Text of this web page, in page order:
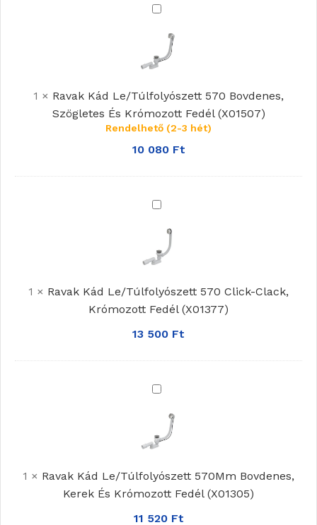
Ravak
Le/Túlfolyószett
570
Szögletes
És
Krómozott
Fedél
1 × Ravak Kád Le/Túlfolyószett 570 Bovdenes,
Szögletes És Krómozott Fedél (X01507)
Rendelhető (2-3 hét)
10 080 Ft
Ravak
Le/Túlfolyószett
570
Clack,
Krómozott
Fedél
1 × Ravak Kád Le/Túlfolyószett 570 Click-Clack,
Krómozott Fedél (X01377)
13 500 Ft
Ravak
Le/Túlfolyószett
570Mm
Kerek
És
Krómozott
1 × Ravak Kád Le/Túlfolyószett 570Mm Bovdenes,
Kerek És Krómozott Fedél (X01305)
11 520 Ft